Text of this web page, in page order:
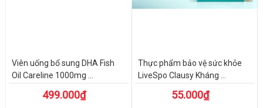
Viên uống bổ sung DHA Fish
Oil Careline 1000mg ...
499.000₫
Thực phẩm bảo vệ sức khỏe
LiveSpo Clausy Kháng ...
55.000₫